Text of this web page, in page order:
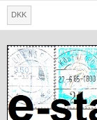
DKK